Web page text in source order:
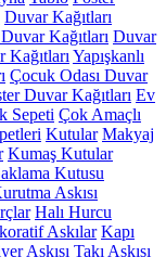
Duvar Kağıtları
Kağıtları Duvar
Yapışkanlı
Çocuk Odası Duvar
Duvar Kağıtları Ev
Sepeti Çok Amaçlı
Kutular Makyaj
Kumaş Kutular
Kutusu
Askısı
Halı Hurcu
Askılar Kapı
Askısı Takı Askısı